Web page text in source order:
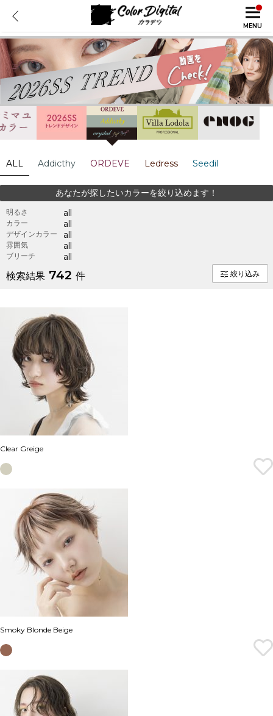
MENU
ALL Addicthy ORDEVE Ledress Seedil
あなたが探したいカラーを絞り込めます！
明るさ all
カラー all
デザインカラー all
雰囲気 all
ブリーチ all
検索結果 742 件 絞り込み
Clear Greige
Smoky Blonde Beige